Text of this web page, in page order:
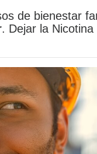
de bienestar
. Dejar la